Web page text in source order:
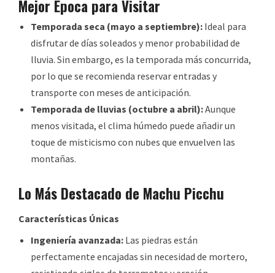
Mejor Época para Visitar
Temporada seca (mayo a septiembre): Ideal para
disfrutar de días soleados y menor probabilidad de
lluvia. Sin embargo, es la temporada más concurrida,
por lo que se recomienda reservar entradas y
transporte con meses de anticipación.
Temporada de lluvias (octubre a abril):Aunque
menos visitada, el clima húmedo puede añadir un
toque de misticismo con nubes que envuelven las
montañas.
Lo Más Destacado de Machu Picchu
Características Únicas
Ingeniería avanzada: Las piedras están
perfectamente encajadas sin necesidad de mortero,